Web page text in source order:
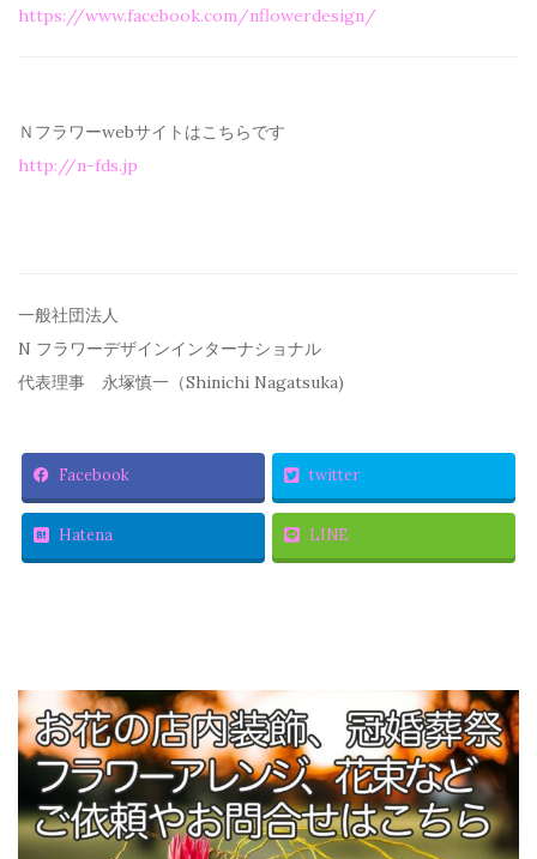
https://www.facebook.com/nflowerdesign/
Ｎフラワーwebサイトはこちらです
http://n-fds.jp
一般社団法人
N フラワーデザインインターナショナル
代表理事 永塚慎一（Shinichi Nagatsuka)
Facebook twitter
Hatena LINE